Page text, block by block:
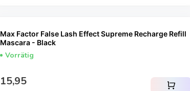
Max Factor False Lash Effect Supreme Recharge Refill
Mascara - Black
Vorrätig
Regulärer Preis
15,95 shopping_cart